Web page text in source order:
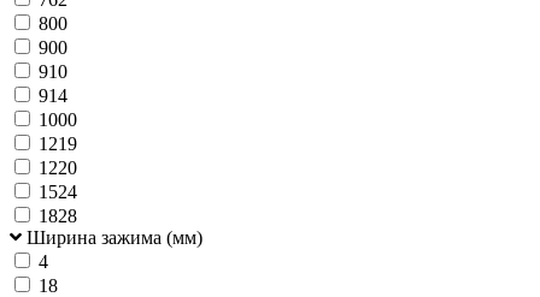
800
900
910
914
1000
1219
1220
1524
1828
Ширина зажима (мм)
4
18